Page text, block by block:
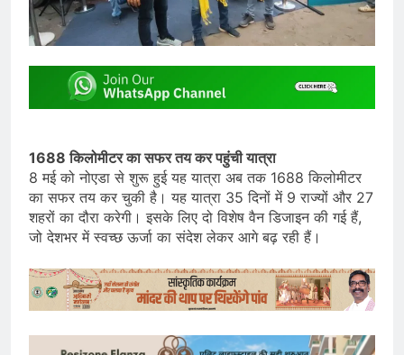
1688 किलोमीटर का सफर तय कर पहुंची यात्रा
8 मई को नोएडा से शुरू हुई यह यात्रा अब तक 1688 किलोमीटर
का सफर तय कर चुकी है। यह यात्रा 35 दिनों में 9 राज्यों और 27
शहरों का दौरा करेगी। इसके लिए दो विशेष वैन डिजाइन की गई हैं,
जो देशभर में स्वच्छ ऊर्जा का संदेश लेकर आगे बढ़ रही हैं।